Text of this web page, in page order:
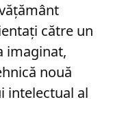
către un
imaginat,
nouă
intelectual al